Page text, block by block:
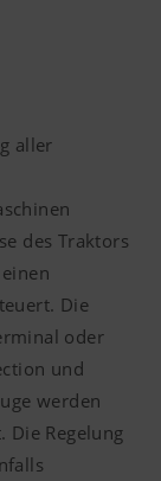
aller
des Traktors
Die
oder
und
werden
Regelung